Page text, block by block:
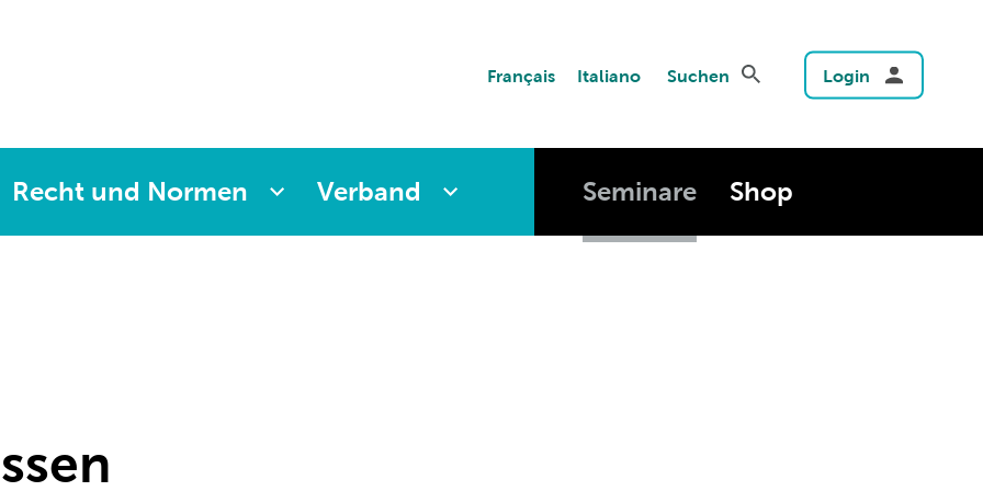
Français Italiano Suchen Login
Recht und Normen Verband Seminare Shop